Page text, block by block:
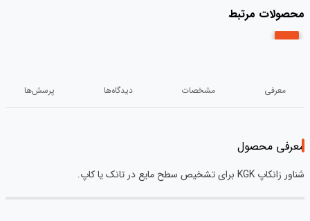
محصولات مرتبط
معرفی مشخصات دیدگاه‌ها پرسش‌ها
معرفی محصول
شناور زانکاپ KGK برای تشخیص سطح مایع در تانک یا کاپ.